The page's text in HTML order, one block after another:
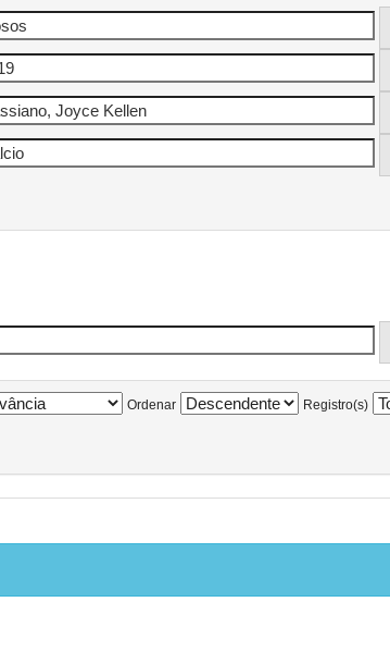
Ordenar Registro(s)